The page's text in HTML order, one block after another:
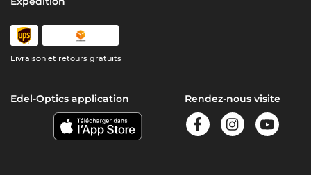
Livraison et retours gratuits
Edel-Optics application Rendez-nous visite